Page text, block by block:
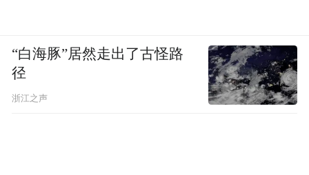
“白海豚”居然走出了古怪路
径
浙江之声